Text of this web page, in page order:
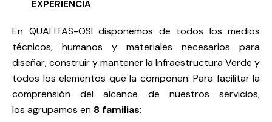
EXPERIENCIA
En QUALITAS-OSI disponemos de todos los medios
técnicos, humanos y materiales necesarios para
diseñar, construir y mantener la Infraestructura Verde y
todos los elementos que la componen. Para facilitar la
comprensión del alcance de nuestros servicios,
los agrupamos en 8 familias: